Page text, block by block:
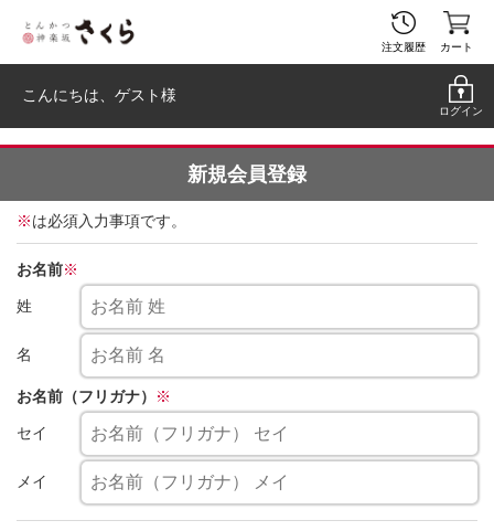
注文履歴 カート
こんにちは、 ゲスト様
ログイン
新規会員登録
※は必須入力事項です。
お名前※
姓
名
お名前（フリガナ） ※
セイ
メイ